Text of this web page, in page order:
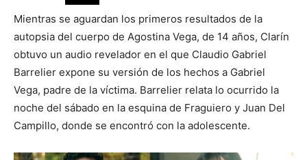
Mientras se aguardan los primeros resultados de la
autopsia del cuerpo de Agostina Vega, de 14 años, Clarín
obtuvo un audio revelador en el que Claudio Gabriel
Barrelier expone su versión de los hechos a Gabriel
Vega, padre de la víctima. Barrelier relata lo ocurrido la
noche del sábado en la esquina de Fraguiero y Juan Del
Campillo, donde se encontró con la adolescente.